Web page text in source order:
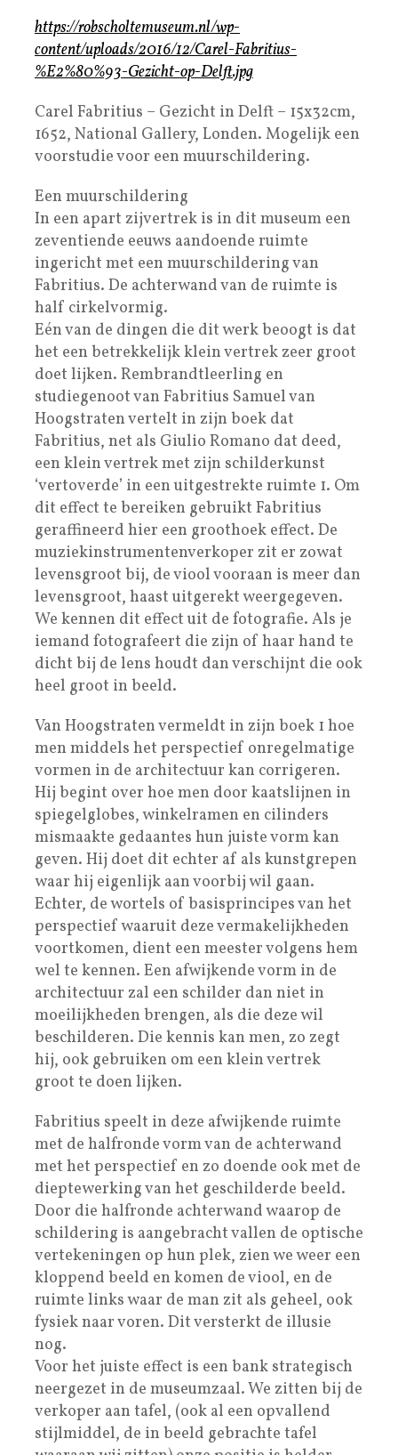
https://robscholtemuseum.nl/wp-
content/uploads/2016/12/Carel-Fabritius-
%E2%80%93-Gezicht-op-Delft.jpg
Carel Fabritius – Gezicht in Delft – 15x32cm,
1652, National Gallery, Londen. Mogelijk een
voorstudie voor een muurschildering.
Een muurschildering
In een apart zijvertrek is in dit museum een
zeventiende eeuws aandoende ruimte
ingericht met een muurschildering van
Fabritius. De achterwand van de ruimte is
half cirkelvormig.
Eén van de dingen die dit werk beoogt is dat
het een betrekkelijk klein vertrek zeer groot
doet lijken. Rembrandtleerling en
studiegenoot van Fabritius Samuel van
Hoogstraten vertelt in zijn boek dat
Fabritius, net als Giulio Romano dat deed,
een klein vertrek met zijn schilderkunst
‘vertoverde’ in een uitgestrekte ruimte 1. Om
dit effect te bereiken gebruikt Fabritius
geraffineerd hier een groothoek effect. De
muziekinstrumentenverkoper zit er zowat
levensgroot bij, de viool vooraan is meer dan
levensgroot, haast uitgerekt weergegeven.
We kennen dit effect uit de fotografie. Als je
iemand fotografeert die zijn of haar hand te
dicht bij de lens houdt dan verschijnt die ook
heel groot in beeld.
Van Hoogstraten vermeldt in zijn boek 1 hoe
men middels het perspectief onregelmatige
vormen in de architectuur kan corrigeren.
Hij begint over hoe men door kaatslijnen in
spiegelglobes, winkelramen en cilinders
mismaakte gedaantes hun juiste vorm kan
geven. Hij doet dit echter af als kunstgrepen
waar hij eigenlijk aan voorbij wil gaan.
Echter, de wortels of basisprincipes van het
perspectief waaruit deze vermakelijkheden
voortkomen, dient een meester volgens hem
wel te kennen. Een afwijkende vorm in de
architectuur zal een schilder dan niet in
moeilijkheden brengen, als die deze wil
beschilderen. Die kennis kan men, zo zegt
hij, ook gebruiken om een klein vertrek
groot te doen lijken.
Fabritius speelt in deze afwijkende ruimte
met de halfronde vorm van de achterwand
met het perspectief en zo doende ook met de
dieptewerking van het geschilderde beeld.
Door die halfronde achterwand waarop de
schildering is aangebracht vallen de optische
vertekeningen op hun plek, zien we weer een
kloppend beeld en komen de viool, en de
ruimte links waar de man zit als geheel, ook
fysiek naar voren. Dit versterkt de illusie
nog.
Voor het juiste effect is een bank strategisch
neergezet in de museumzaal. We zitten bij de
verkoper aan tafel, (ook al een opvallend
stijlmiddel, de in beeld gebrachte tafel